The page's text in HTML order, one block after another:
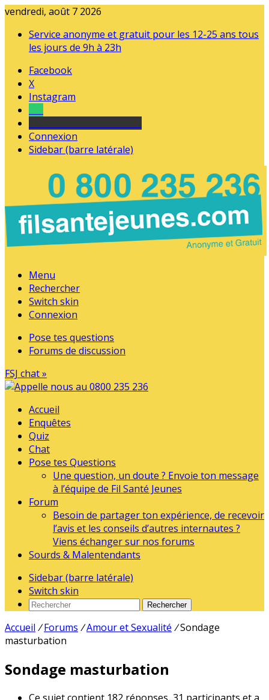
vendredi, août 7 2026
Service anonyme et gratuit pour les 12-25 ans tous
les jours de 9h à 23h
Facebook
X
Instagram
Connexion
Sidebar (barre latérale)
Menu
Rechercher
Switch skin
Connexion
Pose tes questions
Forums de discussion
FSJ chat »
Accueil
Enquêtes
Quiz
Chat
Pose tes Questions
Une question, un doute ? Envoie ton message
à l’équipe de Fil Santé Jeunes
Forum
Besoin de partager ton expérience, de recevoir
l’avis et les conseils d’autres internautes ?
Viens échanger sur nos forums
Sourds & Malentendants
Sidebar (barre latérale)
Switch skin
Rechercher
Accueil / Forums /Amour et Sexualité /Sondage
masturbation
Sondage masturbation